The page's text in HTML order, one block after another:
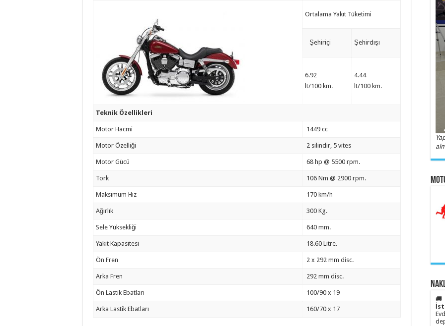
Ortalama Yakıt Tüketimi
Şehiriçi Şehirdışı
6.92
lt/100 km.
4.44
lt/100 km.
Teknik Özellikleri
Motor Hacmi 1449 cc
Motor Özelliği 2 silindir, 5 vites
Motor Gücü 68 hp @ 5500 rpm.
Tork 106 Nm @ 2900 rpm.
Maksimum Hız 170 km/h
Ağırlık 300 Kg.
Sele Yüksekliği 640 mm.
Yakıt Kapasitesi 18.60 Litre.
Ön Fren 2 x 292 mm disc.
Arka Fren 292 mm disc.
Ön Lastik Ebatları 100/90 x 19
Arka Lastik Ebatları 160/70 x 17
🚚